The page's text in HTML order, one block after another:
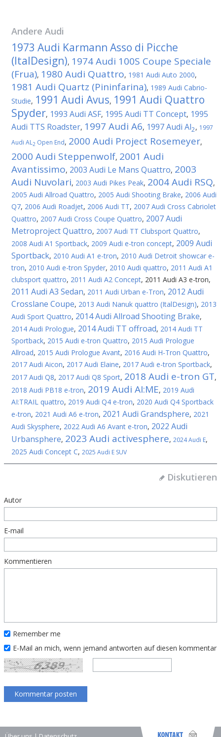
Andere Audi
1973 Audi Karmann Asso di Picche
(ItalDesign), 1974 Audi 100S Coupe Speciale
(Frua), 1980 Audi Quattro, 1981 Audi Auto 2000,
1981 Audi Quartz (Pininfarina), 1989 Audi Cabrio-
Studie, 1991 Audi Avus, 1991 Audi Quattro
Spyder, 1993 Audi ASF, 1995 Audi TT Concept, 1995
Audi TTS Roadster, 1997 Audi A6, 1997 Audi Al2, 1997
Audi AL2 Open End, 2000 Audi Project Rosemeyer,
2000 Audi Steppenwolf, 2001 Audi
Avantissimo, 2003 Audi Le Mans Quattro, 2003
Audi Nuvolari, 2003 Audi Pikes Peak, 2004 Audi RSQ,
2005 Audi Allroad Quattro, 2005 Audi Shooting Brake, 2006 Audi
Q7, 2006 Audi Roadjet, 2006 Audi TT, 2007 Audi Cross Cabriolet
Quattro, 2007 Audi Cross Coupe Quattro, 2007 Audi
Metroproject Quattro, 2007 Audi TT Clubsport Quattro,
2008 Audi A1 Sportback, 2009 Audi e-tron concept, 2009 Audi
Sportback, 2010 Audi A1 e-tron, 2010 Audi Detroit showcar e-
tron, 2010 Audi e-tron Spyder, 2010 Audi quattro, 2011 Audi A1
clubsport quattro, 2011 Audi A2 Concept, 2011 Audi A3 e-tron,
2011 Audi A3 Sedan, 2011 Audi Urban e-Tron, 2012 Audi
Crosslane Coupe, 2013 Audi Nanuk quattro (ItalDesign), 2013
Audi Sport Quattro, 2014 Audi Allroad Shooting Brake,
2014 Audi Prologue, 2014 Audi TT offroad, 2014 Audi TT
Sportback, 2015 Audi e-tron Quattro, 2015 Audi Prologue
Allroad, 2015 Audi Prologue Avant, 2016 Audi H-Tron Quattro,
2017 Audi Aicon, 2017 Audi Elaine, 2017 Audi e-tron Sportback,
2017 Audi Q8, 2017 Audi Q8 Sport, 2018 Audi e-tron GT,
2018 Audi PB18 e-tron, 2019 Audi AI:ME, 2019 Audi
AI:TRAIL quattro, 2019 Audi Q4 e-tron, 2020 Audi Q4 Sportback
e-tron, 2021 Audi A6 e-tron, 2021 Audi Grandsphere, 2021
Audi Skysphere, 2022 Audi A6 Avant e-tron, 2022 Audi
Urbansphere, 2023 Audi activesphere, 2024 Audi E,
2025 Audi Concept C, 2025 Audi E SUV
Diskutieren
Autor
E-mail
Kommentieren
Remember me
E-Mail an mich, wenn jemand antworten auf diesen kommentar